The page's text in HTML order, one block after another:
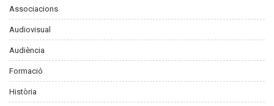
Associacions
Audiovisual
Audiència
Formació
Història